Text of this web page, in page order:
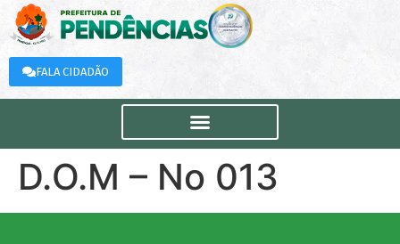
FALA CIDADÃO
D.O.M – No 013